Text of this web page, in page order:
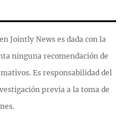
Jointly News es dada con la
ninguna recomendación de
Es responsabilidad del
previa a la toma de